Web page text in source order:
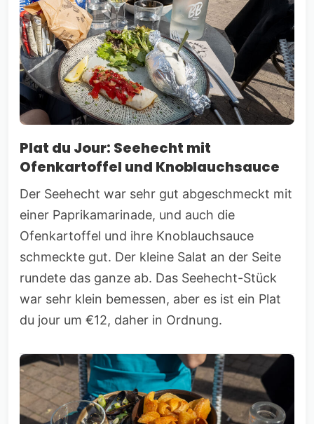
Plat du Jour: Seehecht mit
Ofenkartoffel und Knoblauchsauce
Der Seehecht war sehr gut abgeschmeckt mit
einer Paprikamarinade, und auch die
Ofenkartoffel und ihre Knoblauchsauce
schmeckte gut. Der kleine Salat an der Seite
rundete das ganze ab. Das Seehecht-Stück
war sehr klein bemessen, aber es ist ein Plat
du jour um €12, daher in Ordnung.